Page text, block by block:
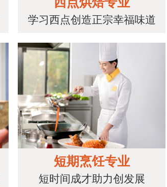
学习西点创造正宗幸福味道
短期烹饪专业
短时间成才助力创发展